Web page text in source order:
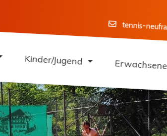
tennis-
Kinder/Jugend Erwachsene